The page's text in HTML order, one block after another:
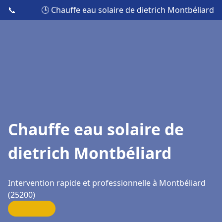
📞 🕒 Chauffe eau solaire de dietrich Montbéliard
Chauffe eau solaire de
dietrich Montbéliard
Intervention rapide et professionnelle à Montbéliard
(25200)